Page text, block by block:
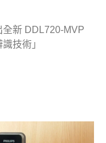
新 DDL720-MVP
技術」